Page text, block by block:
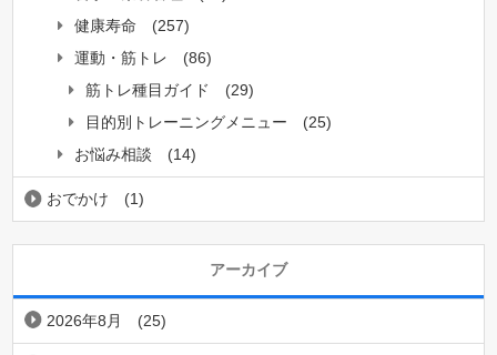
健康寿命
(257)
運動・筋トレ
(86)
筋トレ種目ガイド
(29)
目的別トレーニングメニュー
(25)
お悩み相談
(14)
おでかけ (1)
アーカイブ
2026年8月 (25)